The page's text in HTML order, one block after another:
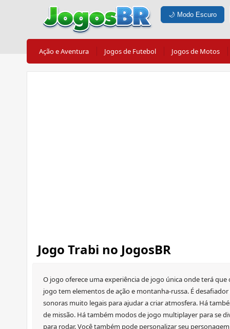
🌙 Modo Escuro
Ação e Aventura Jogos de Futebol Jogos de Motos
Jogo Trabi no JogosBR
O jogo oferece uma experiência de jogo única onde terá
jogo tem elementos de ação e montanha-russa. É
sonoras muito legais para ajudar a criar atmosfera. Há
de missão. Há também modos de jogo multiplayer para se
para rodar. Você também pode personalizar seu